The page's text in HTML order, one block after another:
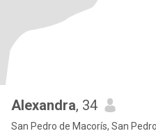
Alexandra, 34
San Pedro de Macorís, San